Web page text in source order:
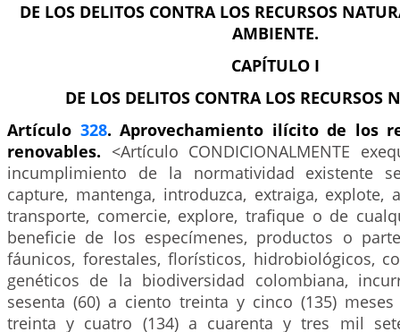
DE LOS DELITOS CONTRA LOS RECURSOS
AMBIENTE.
CAPÍTULO I
DE LOS DELITOS CONTRA LOS RECURSOS
Artículo 328. Aprovechamiento ilícito de los
renovables. <Artículo CONDICIONALMENTE
incumplimiento de la normatividad existente
capture, mantenga, introduzca, extraiga, explote,
transporte, comercie, explore, trafique o de
beneficie de los especímenes, productos o
fáunicos, forestales, florísticos, hidrobiológicos,
genéticos de la biodiversidad colombiana,
sesenta (60) a ciento treinta y cinco (135)
treinta y cuatro (134) a cuarenta y tres mil